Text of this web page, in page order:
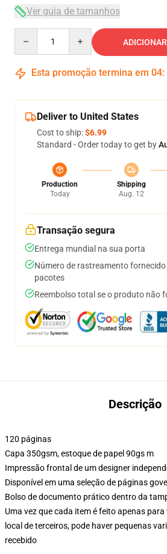
Ver guia de tamanhos
Esta promoção termina em 04:
Deliver to United States
Cost to ship:$6.99
Standard - Order today to get by
Production
Today
Shipping
Aug. 12
Transação segura
Entrega mundial na sua porta
Número de rastreamento
pacotes
Reembolso total se o produto não
Descrição
120 páginas
Capa 350gsm, estoque de papel 90gs m
Impressão frontal de um designer
Disponível em uma seleção de páginas
Bolso de documento prático dentro da
Uma vez que cada item é feito apenas
local de terceiros, pode haver pequenas
recebido